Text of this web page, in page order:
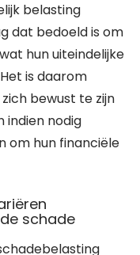
belasting
dat bedoeld is om
hun uiteindelijke
is daarom
bewust te zijn
indien nodig
om hun financiële
schade